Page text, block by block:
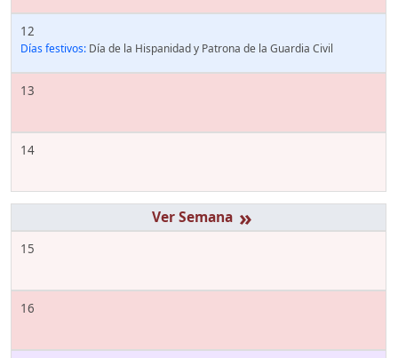
12
Días festivos: Día de la Hispanidad y Patrona de la Guardia Civil
13
14
»
15
16